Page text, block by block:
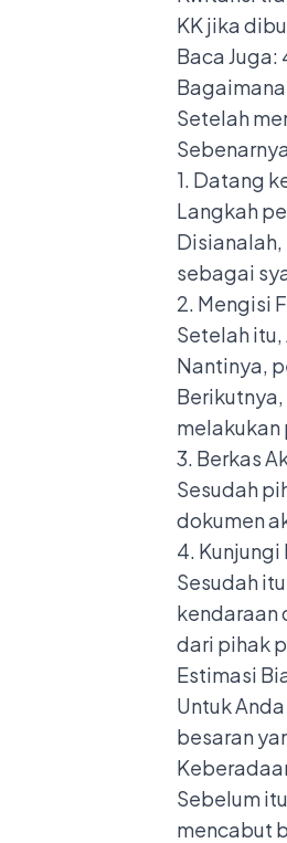
KK jika
Baca Juga:
Setelah
1. Datang
Langkah
sebagai
2. Mengisi
Setelah
Nantinya,
melakukan
3. Berkas
Sesudah
dokumen
4. Kunjungi
Sesudah
kendaraan
dari pihak
Estimasi
Untuk
besaran
Sebelum
mencabut